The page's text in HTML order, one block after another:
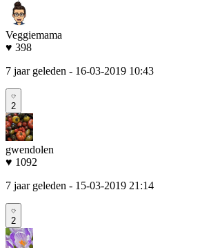
Veggiemama
♥ 398
7 jaar geleden - 16-03-2019 10:43
2
gwendolen
♥ 1092
7 jaar geleden - 15-03-2019 21:14
2